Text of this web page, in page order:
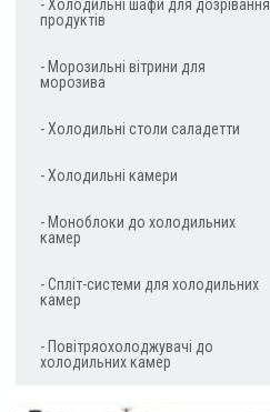
- Холодильні шафи для дозрівання
продуктів
- Морозильні вітрини для
морозива
- Холодильні столи саладетти
- Холодильні камери
- Моноблоки до холодильних
камер
- Спліт-системи для холодильних
камер
- Повітряохолоджувачі до
холодильних камер